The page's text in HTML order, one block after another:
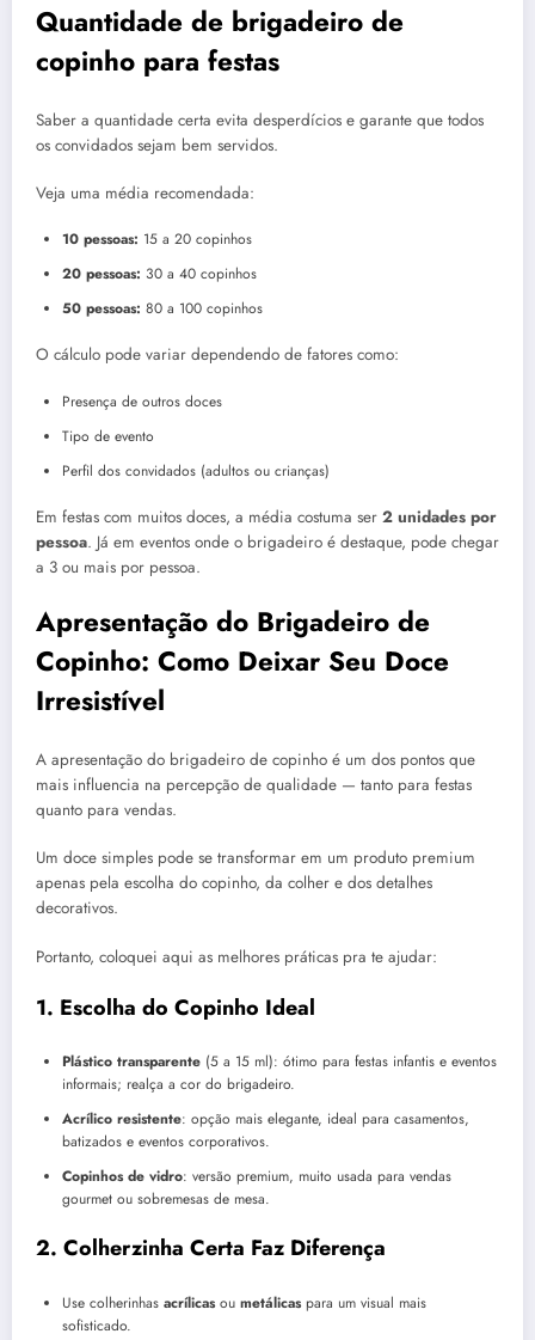
Quantidade de brigadeiro de
copinho para festas
Saber a quantidade certa evita desperdícios e garante que todos
os convidados sejam bem servidos.
Veja uma média recomendada:
10 pessoas: 15 a 20 copinhos
20 pessoas: 30 a 40 copinhos
50 pessoas: 80 a 100 copinhos
O cálculo pode variar dependendo de fatores como:
Presença de outros doces
Tipo de evento
Perfil dos convidados (adultos ou crianças)
Em festas com muitos doces, a média costuma ser 2 unidades por
pessoa. Já em eventos onde o brigadeiro é destaque, pode chegar
a 3 ou mais por pessoa.
Apresentação do Brigadeiro de
Copinho: Como Deixar Seu Doce
Irresistível
A apresentação do brigadeiro de copinho é um dos pontos que
mais influencia na percepção de qualidade — tanto para festas
quanto para vendas.
Um doce simples pode se transformar em um produto premium
apenas pela escolha do copinho, da colher e dos detalhes
decorativos.
Portanto, coloquei aqui as melhores práticas pra te ajudar:
1. Escolha do Copinho Ideal
Plástico transparente (5 a 15 ml): ótimo para festas infantis e eventos
informais; realça a cor do brigadeiro.
Acrílico resistente: opção mais elegante, ideal para casamentos,
batizados e eventos corporativos.
Copinhos de vidro: versão premium, muito usada para vendas
gourmet ou sobremesas de mesa.
2. Colherzinha Certa Faz Diferença
Use colherinhas acrílicasou metálicaspara um visual mais
sofisticado.